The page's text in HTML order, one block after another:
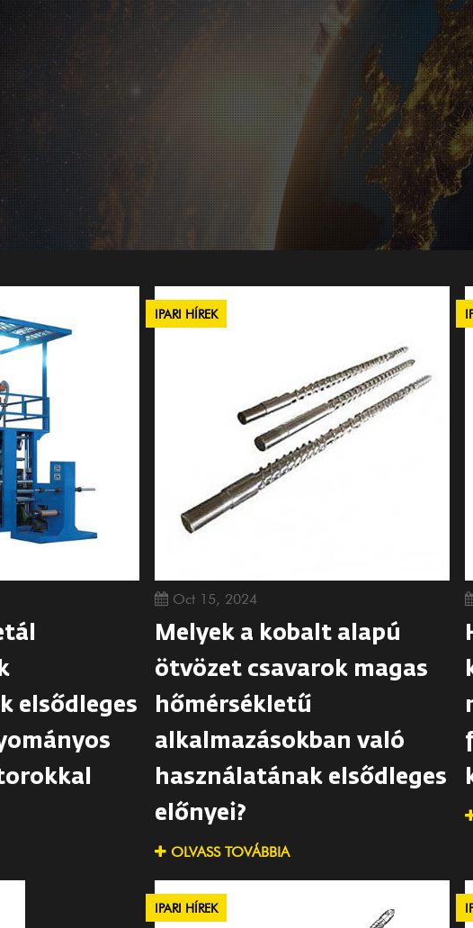
elsődleges
IPARI HÍREK
Oct 15, 2024
Melyek a kobalt alapú
ötvözet csavarok magas
hőmérsékletű
alkalmazásokban való
használatának elsődleges
előnyei?
OLVASS TOVÁBBIA
IPARI HÍREK